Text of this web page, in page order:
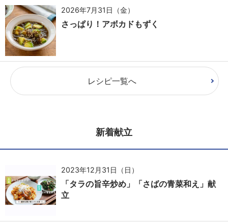
2026年7月31日（金）
さっぱり！アボカドもずく
レシピ一覧へ
新着献立
2023年12月31日（日）
「タラの旨辛炒め」「さばの青菜和え」献
立